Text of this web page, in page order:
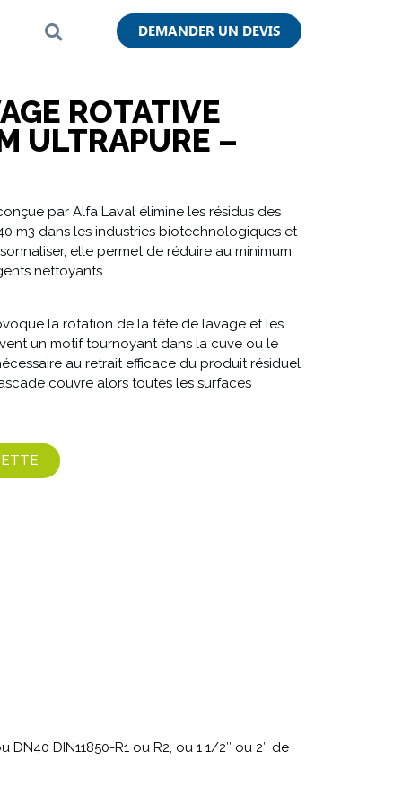
DEMANDER UN DEVIS
ROTATIVE
ULTRAPURE –
par Alfa Laval élimine les résidus des
m3 dans les industries biotechnologiques et
elle permet de réduire au minimum
nettoyants.
la rotation de la tête de lavage et les
un motif tournoyant dans la cuve ou le
au retrait efficace du produit résiduel
couvre alors toutes les surfaces
DN40 DIN11850-R1 ou R2, ou 1 1/2″ ou 2″ de